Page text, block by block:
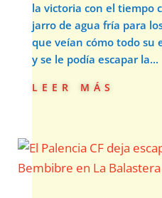
la victoria con el tiempo
jarro de agua fría para
que veían cómo todo su
y se le podía escapar la...
leer más